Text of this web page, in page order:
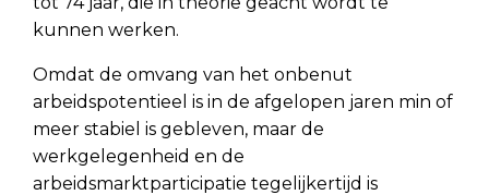
kunnen werken.
Omdat de omvang van het onbenut
arbeidspotentieel is in de afgelopen jaren min of
meer stabiel is gebleven, maar de
werkgelegenheid en de
arbeidsmarktparticipatie tegelijkertijd is